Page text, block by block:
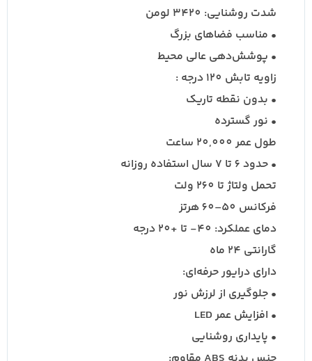
شدت روشنایی: 3420 لومن
• مناسب فضاهای بزرگ
• پوشش‌دهی عالی محیط
زاویه تابش 120 درجه :
• بدون نقطه تاریک
• نور گسترده
طول عمر 20,000 ساعت
• حدود 6 تا 7 سال استفاده روزانه
تحمل ولتاژ تا 260 ولت
فرکانس 50–60 هرتز
دمای عملکرد: 40- تا +20 درجه
گارانتی 24 ماه
دارای درایور حرفه‌ای:
• جلوگیری از لرزش نور
• افزایش عمر LED
• پایداری روشنایی